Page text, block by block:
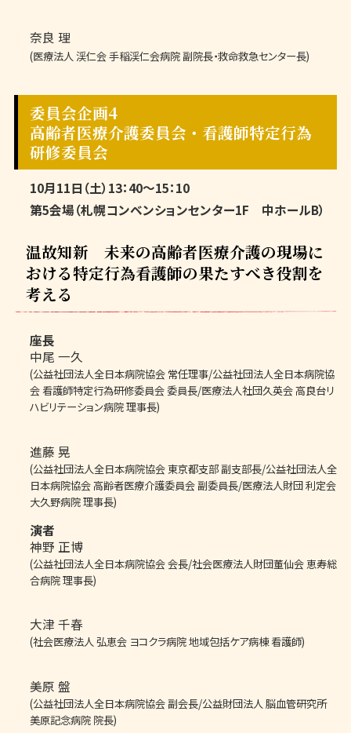
奈良 理
(医療法人 渓仁会 手稲渓仁会病院 副院長・救命救急センター長)
委員会企画4
高齢者医療介護委員会・看護師特定行為
研修委員会
10月11日（土）13：40～15：10
第5会場（札幌コンベンションセンター1F 中ホールB）
温故知新 未来の高齢者医療介護の現場に
おける特定行為看護師の果たすべき役割を
考える
座長
中尾 一久
(公益社団法人全日本病院協会 常任理事/公益社団法人全日本病院協
会 看護師特定行為研修委員会 委員長/医療法人社団久英会 高良台リ
ハビリテーション病院 理事長)
進藤 晃
(公益社団法人全日本病院協会 東京都支部 副支部長/公益社団法人全
日本病院協会 高齢者医療介護委員会 副委員長/医療法人財団 利定会
大久野病院 理事長)
演者
神野 正博
(公益社団法人全日本病院協会 会長/社会医療法人財団董仙会 恵寿総
合病院 理事長)
大津 千春
(社会医療法人 弘恵会 ヨコクラ病院 地域包括ケア病棟 看護師)
美原 盤
(公益社団法人全日本病院協会 副会長/公益財団法人 脳血管研究所
美原記念病院 院長)